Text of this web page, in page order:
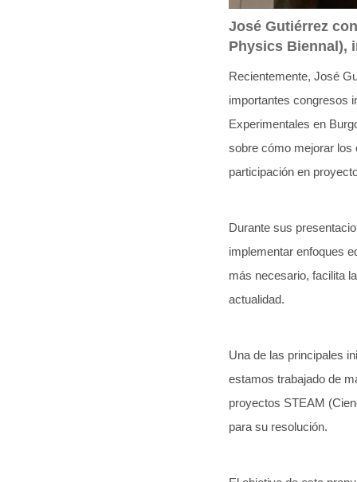
José Gutiérrez
Physics Biennal),
Recientemente, José
importantes congresos
Experimentales en
sobre cómo mejorar los
participación en
Durante sus
implementar enfoques
más necesario, facilita
actualidad.
Una de las principales
estamos trabajado de
proyectos STEAM
para su resolución.